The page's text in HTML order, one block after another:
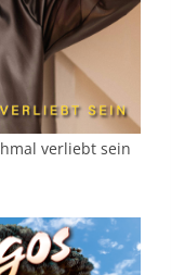
verliebt sein